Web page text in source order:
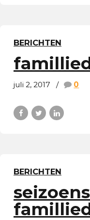
BERICHTEN
juli 2, 2017 0
BERICHTEN